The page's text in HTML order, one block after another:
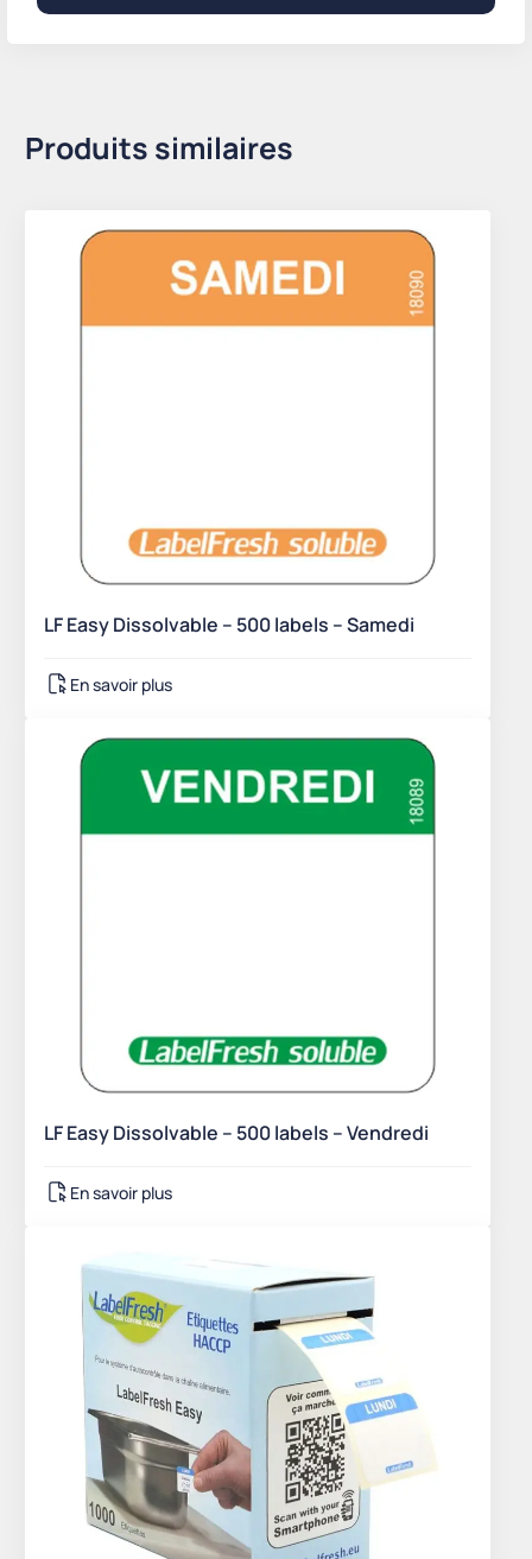
Produits similaires
LF Easy Dissolvable – 500 labels – Samedi
En savoir plus
LF Easy Dissolvable – 500 labels – Vendredi
En savoir plus